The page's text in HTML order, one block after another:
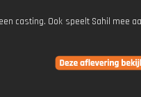
casting. Ook speelt Sahil mee